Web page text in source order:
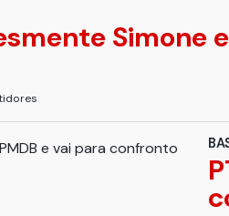
Simone